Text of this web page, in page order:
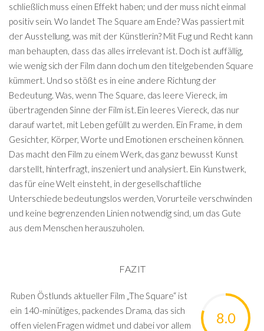
schließlich muss einen Effekt haben; und der muss nicht einmal
positiv sein. Wo landet The Square am Ende? Was passiert mit
der Ausstellung, was mit der Künstlerin? Mit Fug und Recht kann
man behaupten, dass das alles irrelevant ist. Doch ist auffällig,
wie wenig sich der Film dann doch um den titelgebenden Square
kümmert. Und so stößt es in eine andere Richtung der
Bedeutung. Was, wenn The Square, das leere Viereck, im
übertragenden Sinne der Film ist. Ein leeres Viereck, das nur
darauf wartet, mit Leben gefüllt zu werden. Ein Frame, in dem
Gesichter, Körper, Worte und Emotionen erscheinen können.
Das macht den Film zu einem Werk, das ganz bewusst Kunst
darstellt, hinterfragt, inszeniert und analysiert. Ein Kunstwerk,
das für eine Welt einsteht, in der gesellschaftliche
Unterschiede bedeutungslos werden, Vorurteile verschwinden
und keine begrenzenden Linien notwendig sind, um das Gute
aus dem Menschen herauszuholen.
FAZIT
8.0
Ruben Östlunds aktueller Film „The Square“ ist
ein 140-minütiges, packendes Drama, das sich
offen vielen Fragen widmet und dabei vor allem